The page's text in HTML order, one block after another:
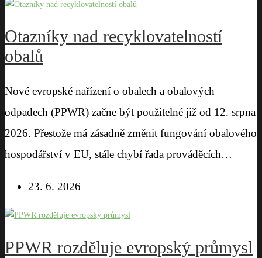
Otazníky nad recyklovatelností
obalů
Nové evropské nařízení o obalech a obalových
odpadech (PPWR) začne být použitelné již od 12. srpna
2026. Přestože má zásadně změnit fungování obalového
hospodářství v EU, stále chybí řada prováděcích…
23. 6. 2026
PPWR rozděluje evropský průmysl